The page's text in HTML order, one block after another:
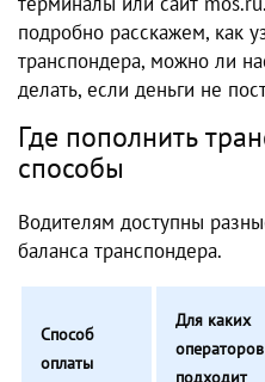
подробно расскажем, как
транспондера, можно ли
делать, если деньги не
Где пополнить
способы
Водителям доступны
баланса транспондера.
Способ
оплаты
Для каких
операторов
подходит